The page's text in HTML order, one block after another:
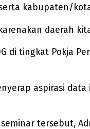
kabupaten/
daerah
di tingkat Pokja
aspirasi
tersebut,